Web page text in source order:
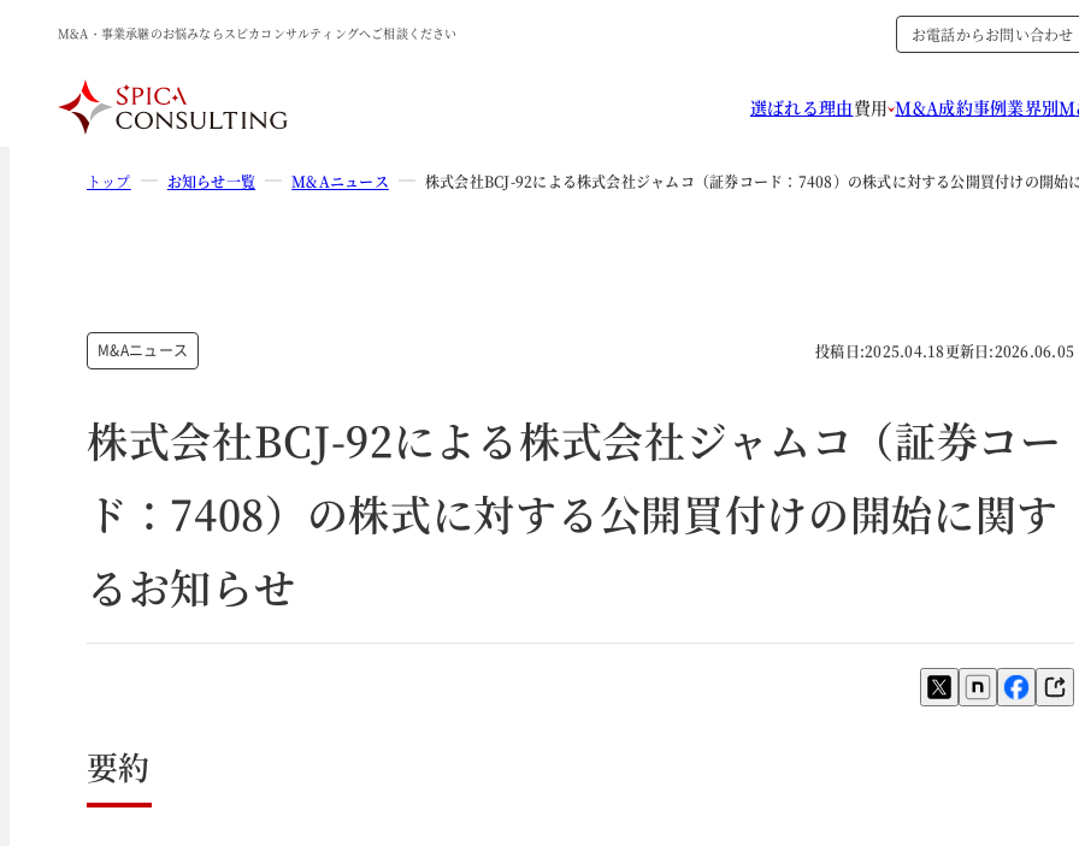
M&A・事業承継のお悩みならスピカコンサルティングへご相談ください お電話からお問い合わせ
選ばれる理由費用 M&A成約事例業界別
トップ お知らせ一覧 M&Aニュース 株式会社BCJ-92による株式会社ジャムコ（証券コード：7408）の株式に対する公開買付けの開始
M&Aニュース 投稿日:2025.04.18更新日:2026.06.05
株式会社BCJ-92による株式会社ジャムコ（証券コー
ド：7408）の株式に対する公開買付けの開始に関す
るお知らせ
要約